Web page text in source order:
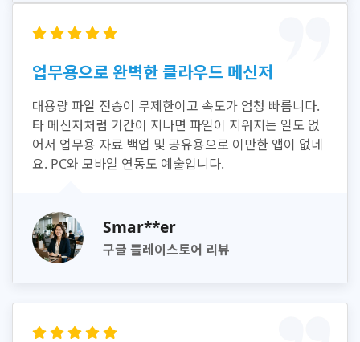
업무용으로 완벽한 클라우드 메신저
대용량 파일 전송이 무제한이고 속도가 엄청 빠릅니다.
타 메신저처럼 기간이 지나면 파일이 지워지는 일도 없
어서 업무용 자료 백업 및 공유용으로 이만한 앱이 없네
요. PC와 모바일 연동도 예술입니다.
Smar**er
구글 플레이스토어 리뷰